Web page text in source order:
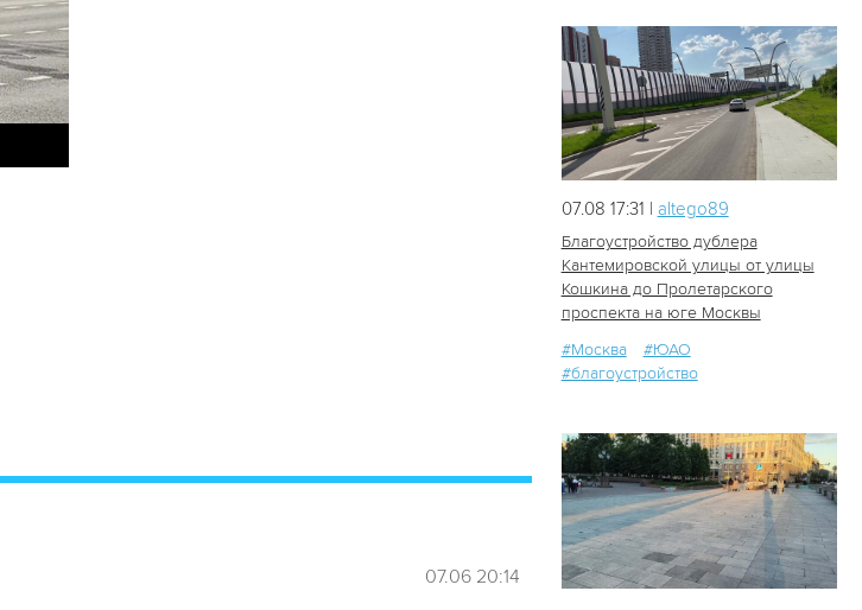
07.06 20:14
20
07.08 17:31 | altego89
Благоустройство дублера
Кантемировской улицы от улицы
Кошкина до Пролетарского
проспекта на юге Москвы
#Москва
#ЮАО
#благоустройство